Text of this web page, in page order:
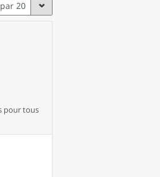
20
pour tous